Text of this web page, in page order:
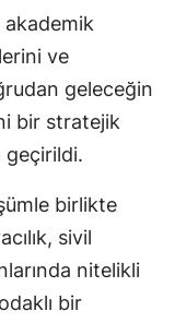
akademik
ve
geleceğin
bir stratejik
geçirildi.
birlikte
sivil
nitelikli
bir